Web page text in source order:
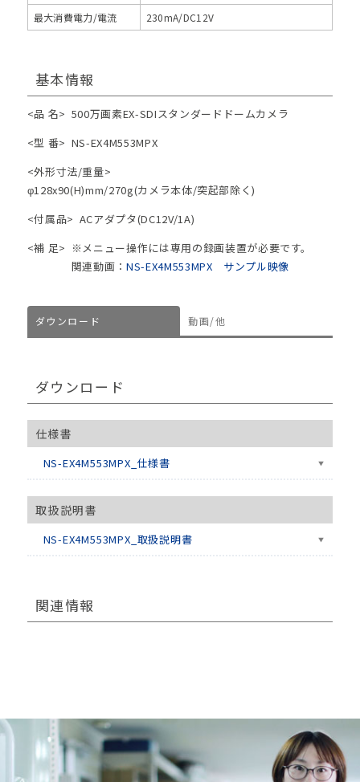
最大消費電力/電流 230mA/DC12V
基本情報
<品 名> 500万画素EX-SDIスタンダードドームカメラ
<型 番> NS-EX4M553MPX
<外形寸法/重量>
φ128x90(H)mm/270g(カメラ本体/突起部除く)
<付属品> ACアダプタ(DC12V/1A)
<補 足> ※メニュー操作には専用の録画装置が必要です。
関連動画：NS-EX4M553MPX サンプル映像
ダウンロード 動画/他
ダウンロード
仕様書
NS-EX4M553MPX_仕様書
取扱説明書
NS-EX4M553MPX_取扱説明書
関連情報